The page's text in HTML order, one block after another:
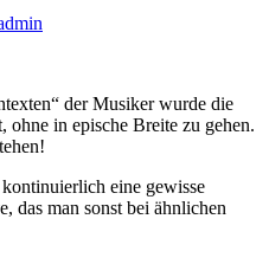
der Musiker wurde die
ohne in epische Breite zu gehen.
eine gewisse
das man sonst bei ähnlichen